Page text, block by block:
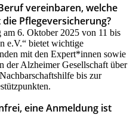
vereinbaren, welche
Pflegeversicherung?
am 6. Oktober 2025 von 11 bis
e.V.“ bietet wichtige
mit den Expert*innen sowie
der Alzheimer Gesellschaft über
bis zur
eine Anmeldung ist